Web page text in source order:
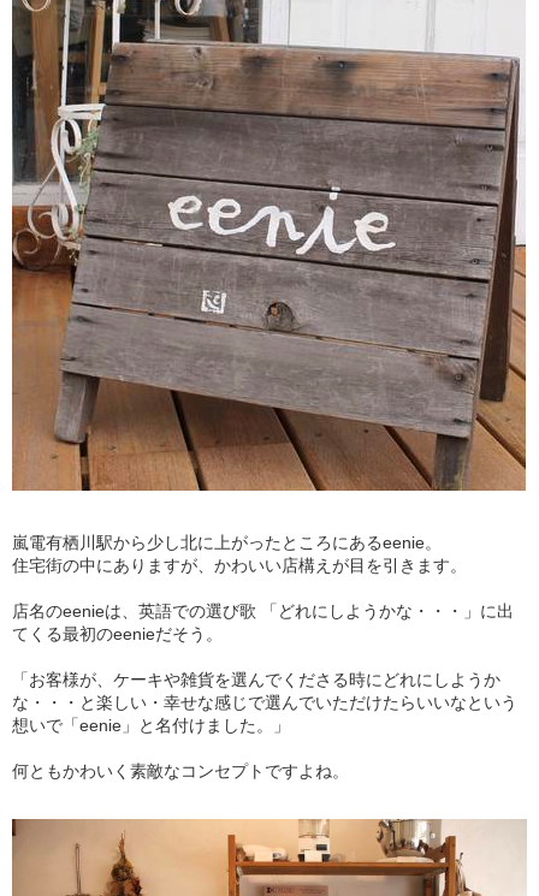
嵐電有栖川駅から少し北に上がったところにあるeenie。
住宅街の中にありますが、かわいい店構えが目を引きます。
店名のeenieは、英語での選び歌 「どれにしようかな・・・」に出
てくる最初のeenieだそう。
「お客様が、ケーキや雑貨を選んでくださる時にどれにしようか
な・・・と楽しい・幸せな感じで選んでいただけたらいいなという
想いで「eenie」と名付けました。」
何ともかわいく素敵なコンセプトですよね。